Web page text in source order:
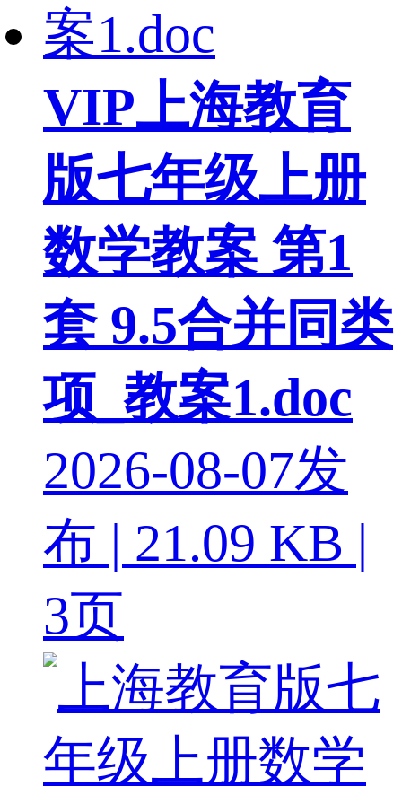
VIP上海教育
版七年级上册
数学教案 第1
套 9.5合并同类
项_教案1.doc
2026-08-07发
布 | 21.09 KB |
3页